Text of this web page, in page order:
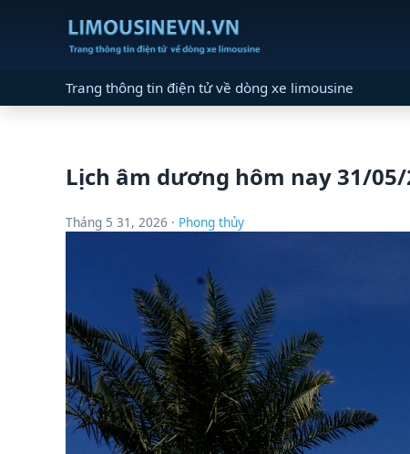
Trang thông tin điện tử về dòng xe limousine
Lịch âm dương hôm nay 31/
Tháng 5 31, 2026 · Phong thủy